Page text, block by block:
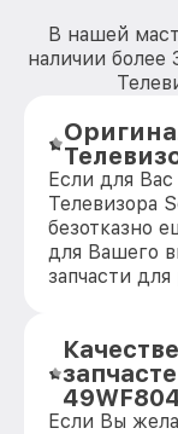
В нашей
наличии
Если для
Телевизора
безотказно
для Вашего
запчасти
Если Вы